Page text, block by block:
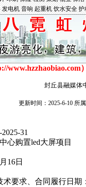
发电机 音响 起重机 饮水安全 护
www.hzzhaobiao.com
封丘县融媒体
更新时间：2025-6-10
31
心购置led大屏项目
16日
术要求、合同履行日期